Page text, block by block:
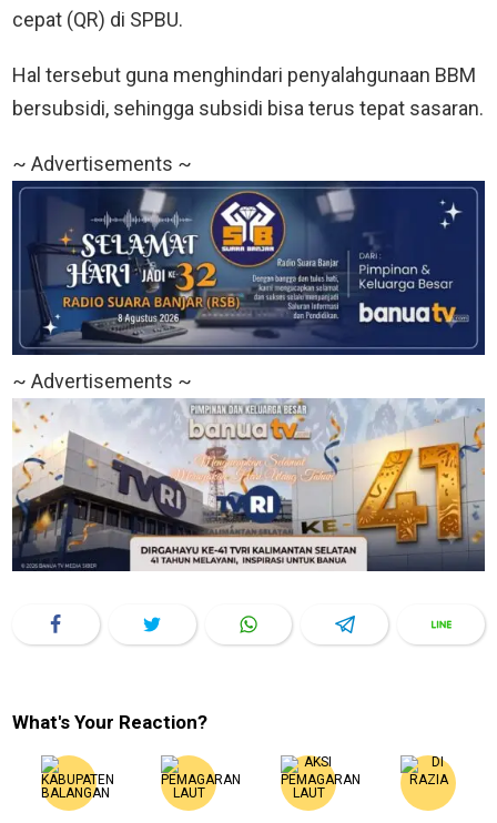
cepat (QR) di SPBU.
Hal tersebut guna menghindari penyalahgunaan BBM
bersubsidi, sehingga subsidi bisa terus tepat sasaran.
~ Advertisements ~
~ Advertisements ~
What's Your Reaction?